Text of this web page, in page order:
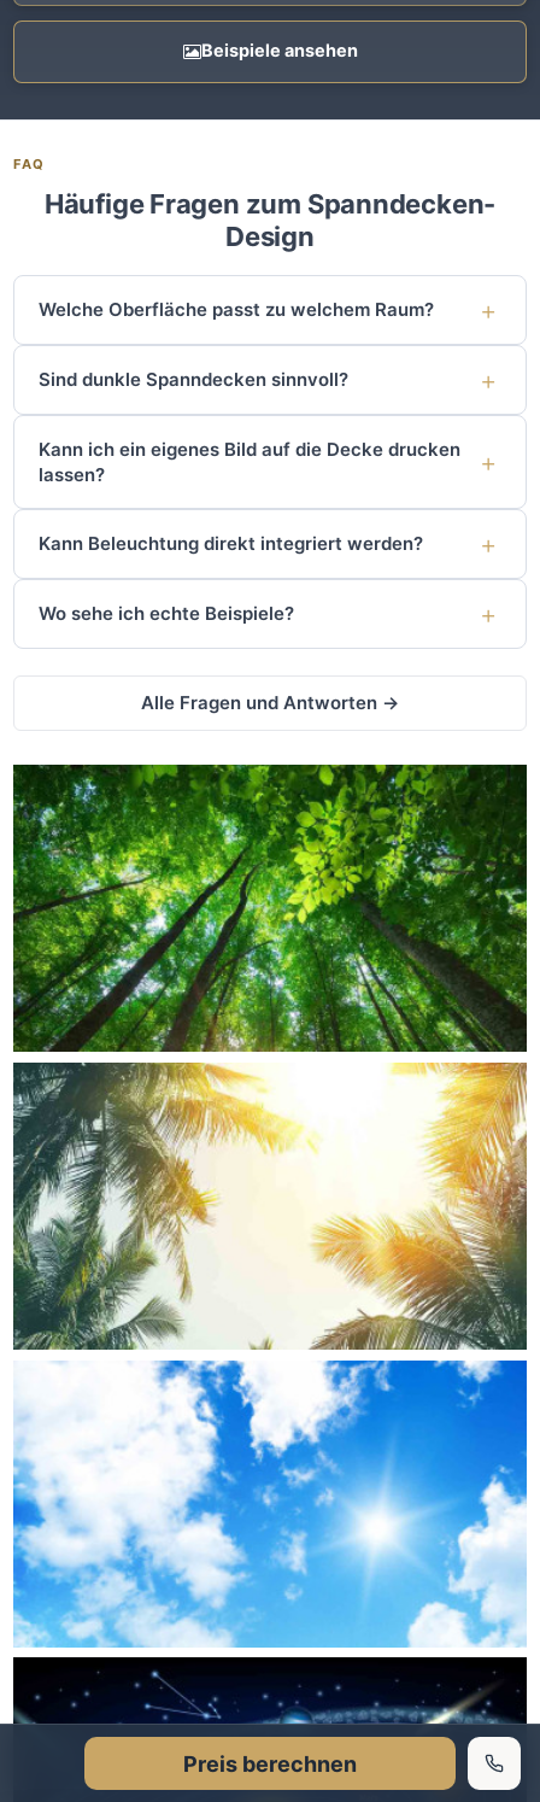
Beispiele ansehen
FAQ
Häufige Fragen zum Spanndecken-
Design
Welche Oberfläche passt zu welchem Raum?
Sind dunkle Spanndecken sinnvoll?
Kann ich ein eigenes Bild auf die Decke drucken
lassen?
Kann Beleuchtung direkt integriert werden?
Wo sehe ich echte Beispiele?
Alle Fragen und Antworten →
Preis berechnen